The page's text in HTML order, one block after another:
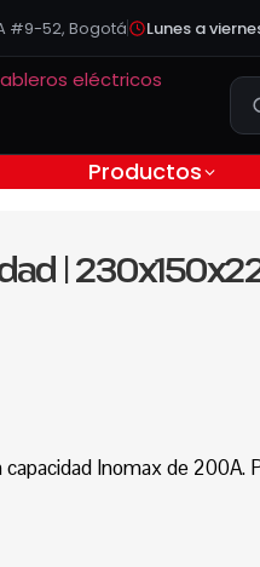
#9-52, Bogotá Lunes a
Productos
|
Inomax de